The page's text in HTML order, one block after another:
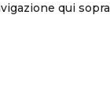
qui